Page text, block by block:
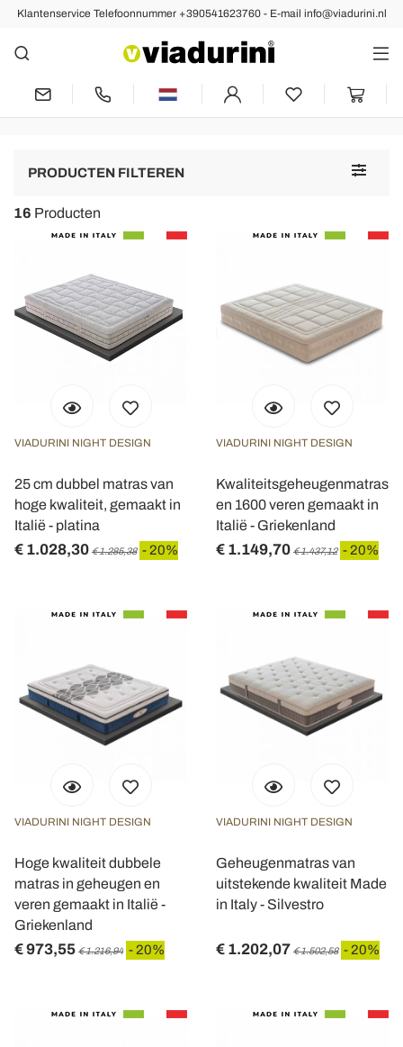
Klantenservice Telefoonnummer +390541623760 - E-mail info@viadurini.nl
Dubbele Traagschuimmatras en
Ergonomisch in Latex
Toggle
PRODUCTEN FILTEREN
16 Producten
VIADURINI NIGHT DESIGN
25 cm dubbel matras van
hoge kwaliteit, gemaakt in
Italië - platina
€ 1.028,30 € 1.285,38 - 20%
VIADURINI NIGHT DESIGN
Kwaliteitsgeheugenmatras
en 1600 veren gemaakt in
Italië - Griekenland
€ 1.149,70 € 1.437,12 - 20%
VIADURINI NIGHT DESIGN
Hoge kwaliteit dubbele
matras in geheugen en
veren gemaakt in Italië -
Griekenland
€ 973,55 € 1.216,94 - 20%
VIADURINI NIGHT DESIGN
Geheugenmatras van
uitstekende kwaliteit Made
in Italy - Silvestro
€ 1.202,07 € 1.502,58 - 20%